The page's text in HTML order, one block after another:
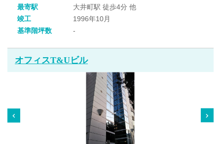
最寄駅
大井町駅 徒歩4分 他
竣工
1996年10月
基準階坪数
-
オフィスT&Uビル